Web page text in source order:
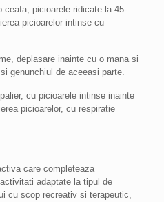
picioarele ridicate la 45-
picioarelor intinse cu
deplasare inainte cu o mana si
genunchiul de aceeasi parte.
cu picioarele intinse inainte
picioarelor, cu respiratie
care completeaza
adaptate la tipul de
cu scop recreativ si terapeutic,